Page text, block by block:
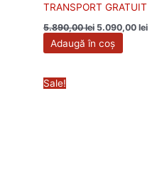
TRANSPORT GRATUIT
5.890,00lei 5.090,00lei
Adaugă în coș
Sale!